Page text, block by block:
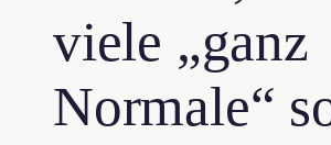
viele „ganz
Normale“